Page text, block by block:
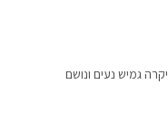
גמיש נעים ונושם